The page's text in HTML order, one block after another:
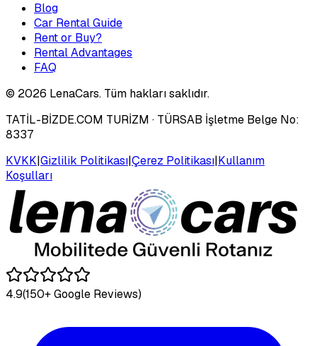
Blog
Car Rental Guide
Rent or Buy?
Rental Advantages
FAQ
© 2026 LenaCars. Tüm hakları saklıdır.
TATİL-BİZDE.COM TURİZM · TÜRSAB İşletme Belge No:
8337
KVKK|Gizlilik Politikası|Çerez Politikası|Kullanım
Koşulları
4.9(150+ Google Reviews)